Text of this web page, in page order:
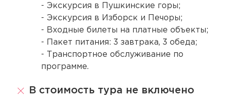
- Экскурсия в Пушкинские горы;
- Экскурсия в Изборск и Печоры;
- Входные билеты на платные объекты;
- Пакет питания: 3 завтрака, 3 обеда;
- Транспортное обслуживание по
программе.
В стоимость тура не включено